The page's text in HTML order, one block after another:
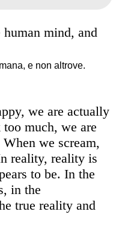
mind, and
e non altrove.
we are actually
much, we are
we scream,
reality, reality is
to be. In the
in the
true reality and